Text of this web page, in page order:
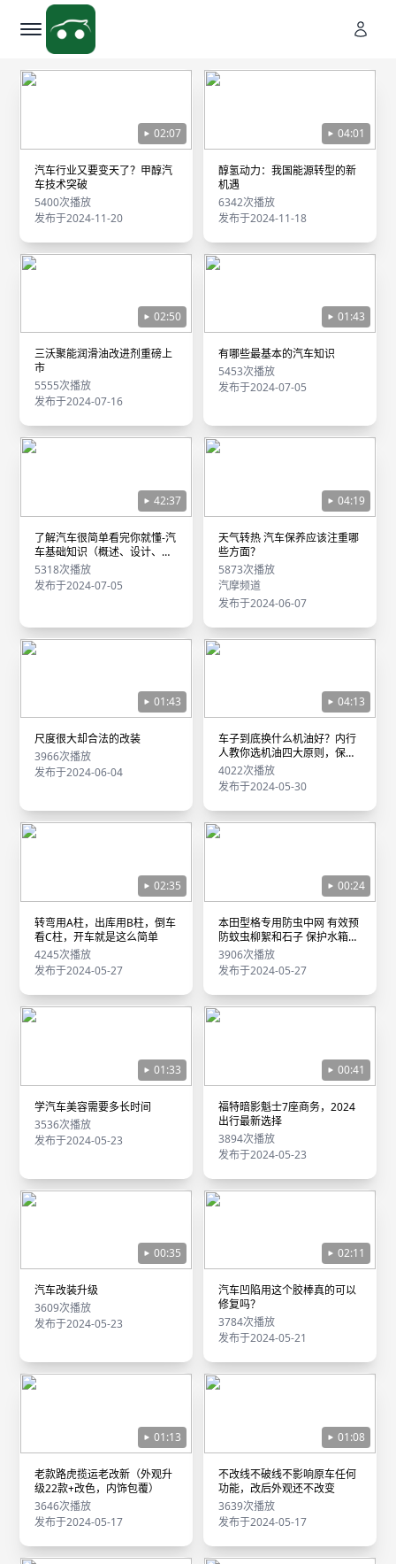
02:07
汽车行业又要变天了？甲醇汽
车技术突破
5400次播放
发布于2024-11-20
04:01
醇氢动力：我国能源转型的新
机遇
6342次播放
发布于2024-11-18
02:50
三沃聚能润滑油改进剂重磅上
市
5555次播放
发布于2024-07-16
01:43
有哪些最基本的汽车知识
5453次播放
发布于2024-07-05
42:37
了解汽车很简单看完你就懂-汽
车基础知识（概述、设计、车
身）
5318次播放
发布于2024-07-05
04:19
天气转热 汽车保养应该注重哪
些方面？
5873次播放
汽摩频道
发布于2024-06-07
01:43
尺度很大却合法的改装
3966次播放
发布于2024-06-04
04:13
车子到底换什么机油好？内行
人教你选机油四大原则，保证
不踩坑
4022次播放
发布于2024-05-30
02:35
转弯用A柱，出库用B柱，倒车
看C柱，开车就是这么简单
4245次播放
发布于2024-05-27
00:24
本田型格专用防虫中网 有效预
防蚊虫柳絮和石子 保护水箱和
散热器
3906次播放
发布于2024-05-27
01:33
学汽车美容需要多长时间
3536次播放
发布于2024-05-23
00:41
福特暗影魁士7座商务，2024
出行最新选择
3894次播放
发布于2024-05-23
00:35
汽车改装升级
3609次播放
发布于2024-05-23
02:11
汽车凹陷用这个胶棒真的可以
修复吗？
3784次播放
发布于2024-05-21
01:13
老款路虎揽运老改新（外观升
级22款+改色，内饰包覆）
3646次播放
发布于2024-05-17
01:08
不改线不破线不影响原车任何
功能，改后外观还不改变
3639次播放
发布于2024-05-17